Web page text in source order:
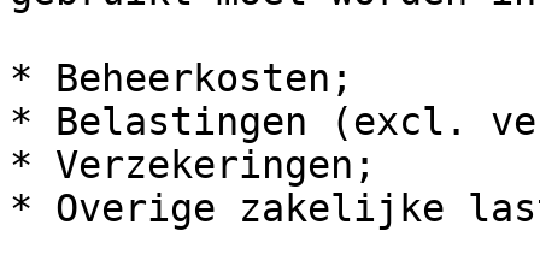
* Beheerkosten;
* Belastingen (excl.
* Verzekeringen;
* Overige zakelijke